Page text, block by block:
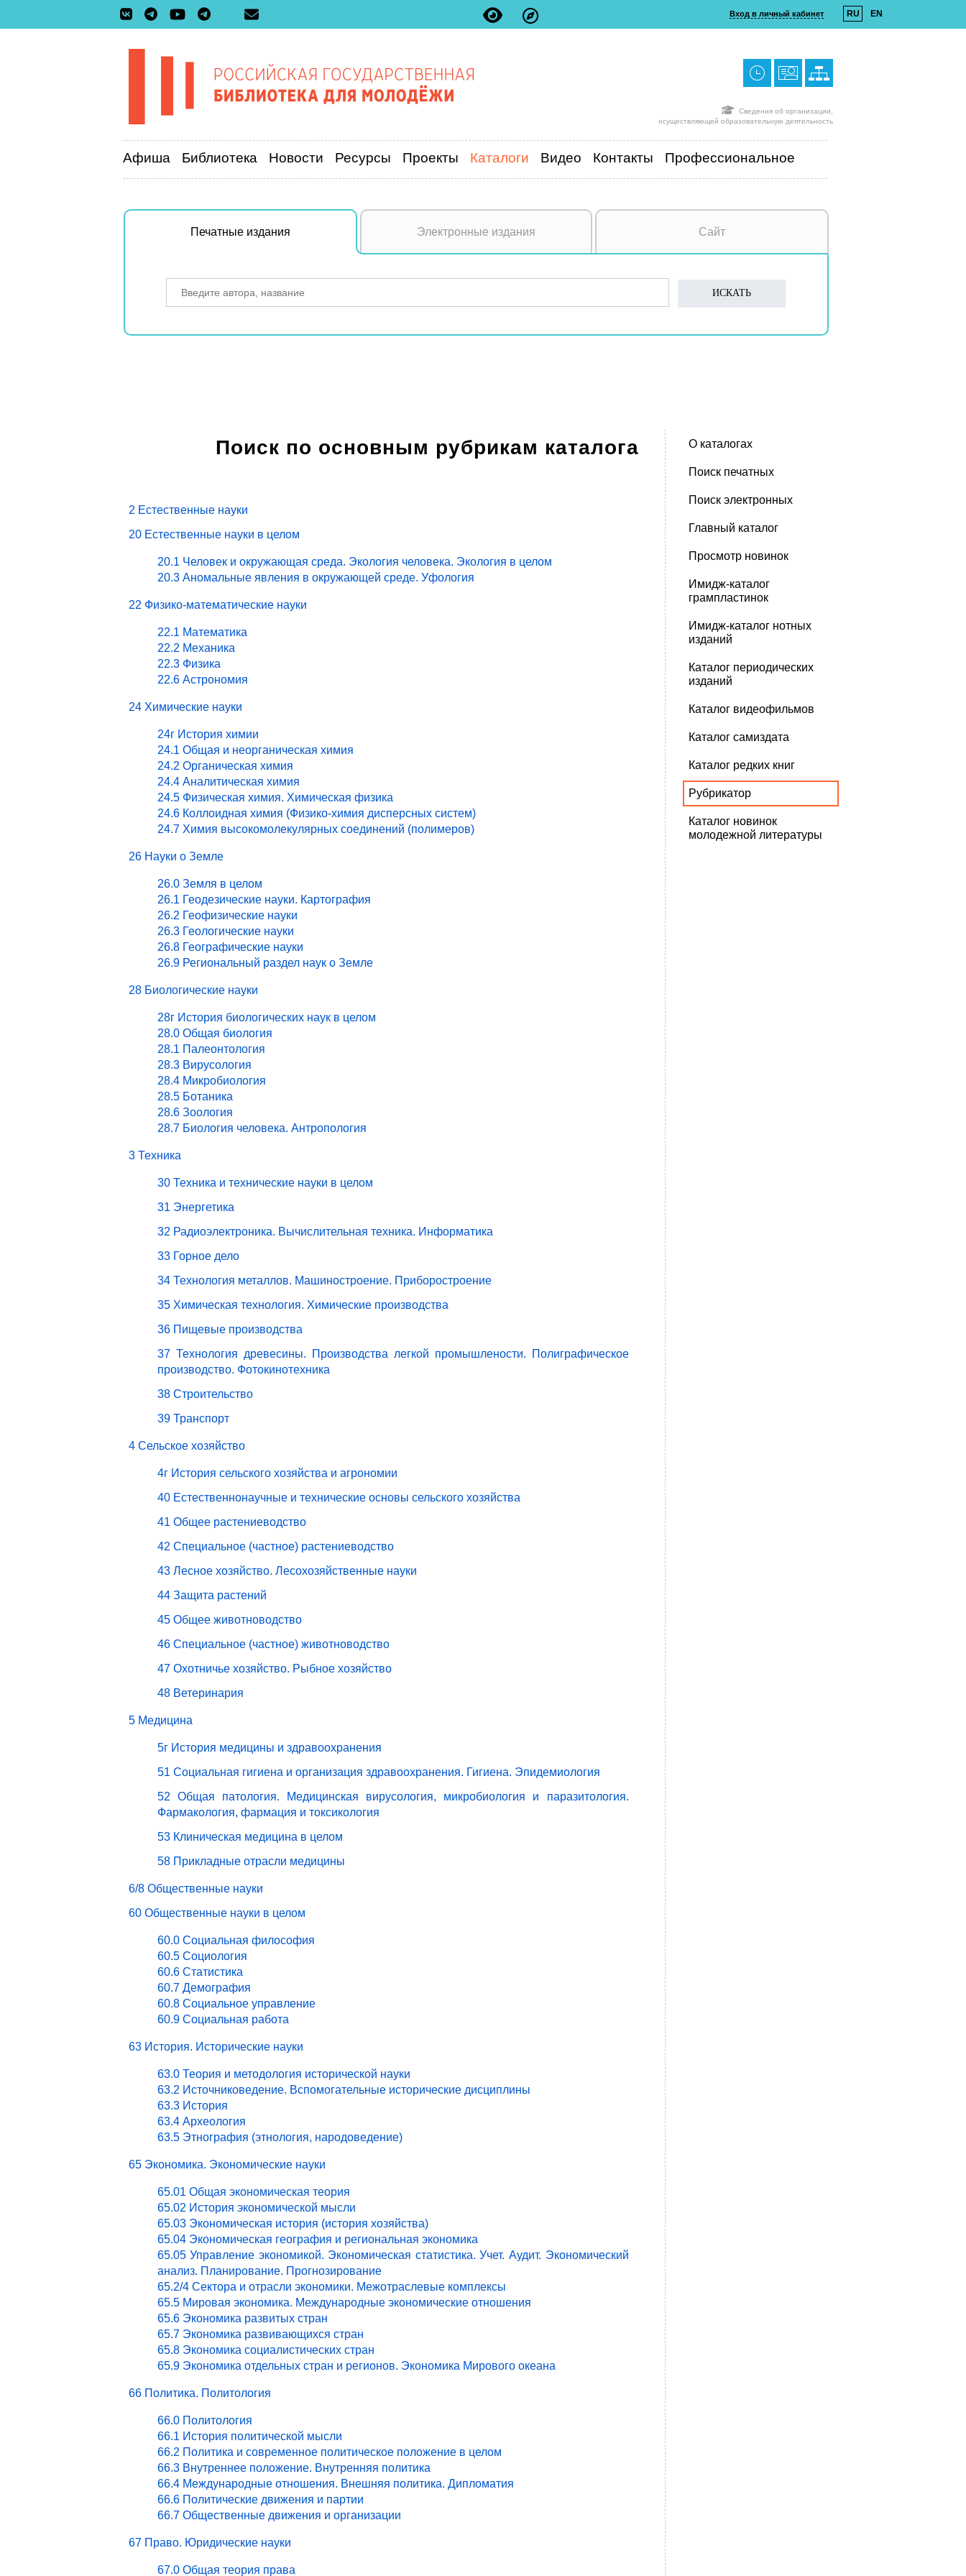
Вход в личный кабинет RU EN
Сведения об организации,
осуществляющей образовательную деятельность
Афиша Библиотека Новости Ресурсы Проекты Каталоги Видео Контакты Профессиональное
Печатные издания Электронные издания Сайт
Поиск по основным рубрикам каталога
2 Естественные науки
20 Естественные науки в целом
20.1 Человек и окружающая среда. Экология человека. Экология в целом
20.3 Аномальные явления в окружающей среде. Уфология
22 Физико-математические науки
22.1 Математика
22.2 Механика
22.3 Физика
22.6 Астрономия
24 Химические науки
24г История химии
24.1 Общая и неорганическая химия
24.2 Органическая химия
24.4 Аналитическая химия
24.5 Физическая химия. Химическая физика
24.6 Коллоидная химия (Физико-химия дисперсных систем)
24.7 Химия высокомолекулярных соединений (полимеров)
26 Науки о Земле
26.0 Земля в целом
26.1 Геодезические науки. Картография
26.2 Геофизические науки
26.3 Геологические науки
26.8 Географические науки
26.9 Региональный раздел наук о Земле
28 Биологические науки
28г История биологических наук в целом
28.0 Общая биология
28.1 Палеонтология
28.3 Вирусология
28.4 Микробиология
28.5 Ботаника
28.6 Зоология
28.7 Биология человека. Антропология
3 Техника
30 Техника и технические науки в целом
31 Энергетика
32 Радиоэлектроника. Вычислительная техника. Информатика
33 Горное дело
34 Технология металлов. Машиностроение. Приборостроение
35 Химическая технология. Химические производства
36 Пищевые производства
37 Технология древесины. Производства легкой промышлености. Полиграфическое
производство. Фотокинотехника
38 Строительство
39 Транспорт
4 Сельское хозяйство
4г История сельского хозяйства и агрономии
40 Естественнонаучные и технические основы сельского хозяйства
41 Общее растениеводство
42 Специальное (частное) растениеводство
43 Лесное хозяйство. Лесохозяйственные науки
44 Защита растений
45 Общее животноводство
46 Специальное (частное) животноводство
47 Охотничье хозяйство. Рыбное хозяйство
48 Ветеринария
5 Медицина
5г История медицины и здравоохранения
51 Социальная гигиена и организация здравоохранения. Гигиена. Эпидемиология
52 Общая патология. Медицинская вирусология, микробиология и паразитология.
Фармакология, фармация и токсикология
53 Клиническая медицина в целом
58 Прикладные отрасли медицины
6/8 Общественные науки
60 Общественные науки в целом
60.0 Социальная философия
60.5 Социология
60.6 Статистика
60.7 Демография
60.8 Социальное управление
60.9 Социальная работа
63 История. Исторические науки
63.0 Теория и методология исторической науки
63.2 Источниковедение. Вспомогательные исторические дисциплины
63.3 История
63.4 Археология
63.5 Этнография (этнология, народоведение)
65 Экономика. Экономические науки
65.01 Общая экономическая теория
65.02 История экономической мысли
65.03 Экономическая история (история хозяйства)
65.04 Экономическая география и региональная экономика
65.05 Управление экономикой. Экономическая статистика. Учет. Аудит. Экономический
анализ. Планирование. Прогнозирование
65.2/4 Сектора и отрасли экономики. Межотраслевые комплексы
65.5 Мировая экономика. Международные экономические отношения
65.6 Экономика развитых стран
65.7 Экономика развивающихся стран
65.8 Экономика социалистических стран
65.9 Экономика отдельных стран и регионов. Экономика Мирового океана
66 Политика. Политология
66.0 Политология
66.1 История политической мысли
66.2 Политика и современное политическое положение в целом
66.3 Внутреннее положение. Внутренняя политика
66.4 Международные отношения. Внешняя политика. Дипломатия
66.6 Политические движения и партии
66.7 Общественные движения и организации
67 Право. Юридические науки
67.0 Общая теория права
О каталогах
Поиск печатных
Поиск электронных
Главный каталог
Просмотр новинок
Имидж-каталог
грампластинок
Имидж-каталог нотных
изданий
Каталог периодических
изданий
Каталог видеофильмов
Каталог самиздата
Каталог редких книг
Рубрикатор
Каталог новинок
молодежной литературы